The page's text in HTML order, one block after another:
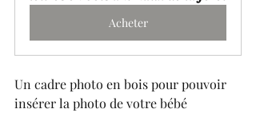
Acheter
Un cadre photo en bois pour pouvoir
insérer la photo de votre bébé